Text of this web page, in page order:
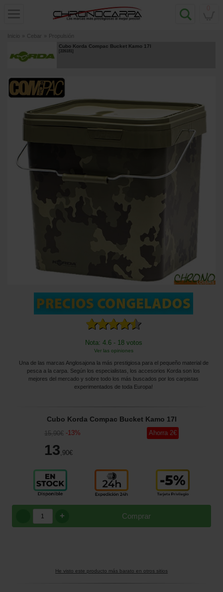
Inicio » Cebar » Propulsión
Cubo Korda Compac Bucket Kamo 17l
[226181]
Nota: 4.6 - 18 votos
Ver las opiniones
Una de las marcas Anglosajona la más prestigiosa para el pequeño material de
pesca a la carpa. Según los especialistas, los accesorios Korda son los
mejores del mercado y sobre todo los más buscados por los carpistas
experimentados de toda Europa!
Cubo Korda Compac Bucket Kamo 17l
15,90€ -13%
13 ,90€
Ahorra 2€
Comprar
+
He visto este producto más barato en otros sitios